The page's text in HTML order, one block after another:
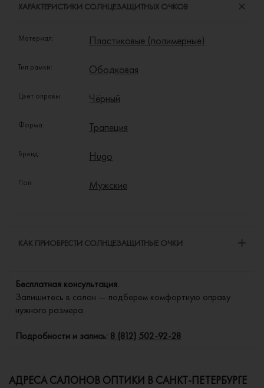
ХАРАКТЕРИСТИКИ СОЛНЦЕЗАЩИТНЫХ ОЧКОВ
Материал: Пластиковые (полимерные)
Тип рамки: Ободковая
Цвет оправы: Чёрный
Форма: Трапеция
Бренд: Hugo
Пол: Мужские
КАК ПРИОБРЕСТИ СОЛНЦЕЗАЩИТНЫЕ ОЧКИ
Бесплатная консультация.
Запишитесь в салон — подберем комфортную оправу
нужного размера.
Подробности и запись: 8 (812) 502-92-28
АДРЕСА САЛОНОВ ОПТИКИ В САНКТ-ПЕТЕРБУРГЕ